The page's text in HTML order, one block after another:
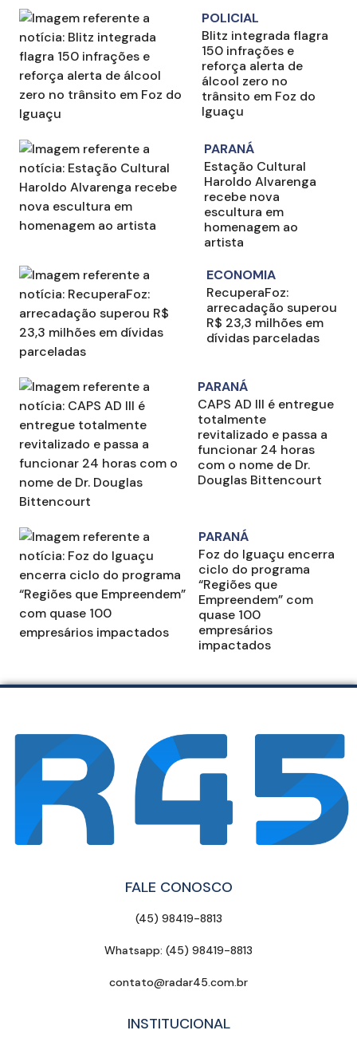
POLICIAL
Blitz integrada flagra
150 infrações e
reforça alerta de
álcool zero no
trânsito em Foz do
Iguaçu
PARANÁ
Estação Cultural
Haroldo Alvarenga
recebe nova
escultura em
homenagem ao
artista
ECONOMIA
RecuperaFoz:
arrecadação superou
R$ 23,3 milhões em
dívidas parceladas
PARANÁ
CAPS AD III é entregue
totalmente
revitalizado e passa a
funcionar 24 horas
com o nome de Dr.
Douglas Bittencourt
PARANÁ
Foz do Iguaçu encerra
ciclo do programa
“Regiões que
Empreendem” com
quase 100
empresários
impactados
FALE CONOSCO
(45) 98419-8813
Whatsapp: (45) 98419-8813
contato@radar45.com.br
INSTITUCIONAL